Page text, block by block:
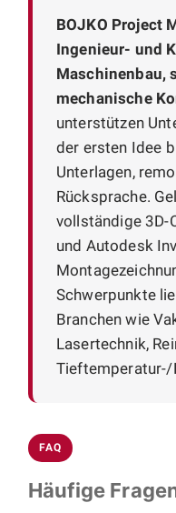
BOJKO Project
Ingenieur- und
Maschinenbau,
mechanische
unterstützen
der ersten Idee
Unterlagen,
Rücksprache.
vollständige 3D-
und Autodesk
Schwerpunkte
Branchen wie
Lasertechnik,
Tieftemperatur-/
FAQ
Häufige